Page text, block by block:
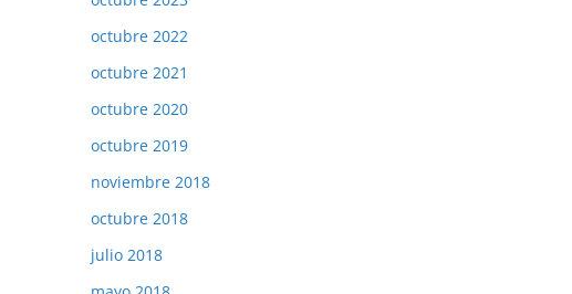
octubre 2022
octubre 2021
octubre 2020
octubre 2019
noviembre 2018
octubre 2018
julio 2018